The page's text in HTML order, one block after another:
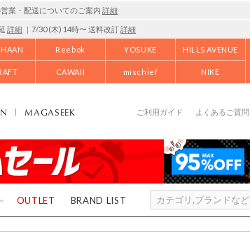
業・配送についてのご案内 詳細
詳細 ｜7/30 (木) 14時〜 送料改訂詳細
Reebok YOSUKE HILLS AVENUE
CAWAII mischief NIKE
MAGASEEK ご利用ガイド よくあるご質問
OUTLET BRAND LIST